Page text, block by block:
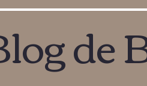
de